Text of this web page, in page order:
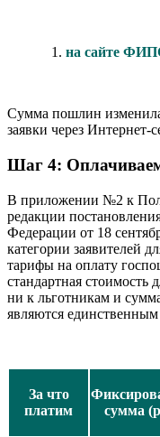
на сайте
Сумма пошлин
заявки через Интернет-
Шаг 4:
В приложении №2 к
редакции
Федерации от 18
категории заявителей
тарифы на оплату
стандартная стоимость
ни к льготникам и
являются
За что
платим
сумма